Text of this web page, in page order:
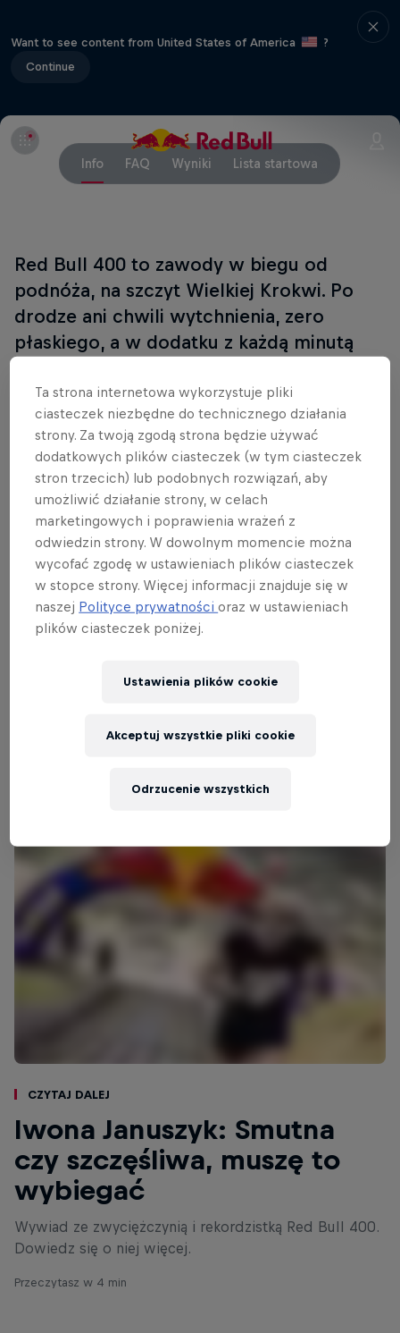
Want to see content from United States of America
?
Continue
Info FAQ Wyniki Lista startowa
Red Bull 400 to zawody w biegu od
podnóża, na szczyt Wielkiej Krokwi. Po
drodze ani chwili wytchnienia, zero
płaskiego, a w dodatku z każdą minutą
długość trasy odpowiadała jednemu
okrążeniu stadionowej bieżni, ukończenie
tego biegu to wyzwanie. Wygrali najlepsi!
Wszystkie pakiety zostały wyprzedane.
Partnerzy
Czytaj dalej
Iwona Januszyk: Smutna
czy szczęśliwa, muszę to
wybiegać
Wywiad ze zwyciężczynią i rekordzistką Red Bull 400.
Dowiedz się o niej więcej.
Przeczytasz w 4 min
Ta strona internetowa wykorzystuje pliki
ciasteczek niezbędne do technicznego działania
strony. Za twoją zgodą strona będzie używać
dodatkowych plików ciasteczek (w tym ciasteczek
stron trzecich) lub podobnych rozwiązań, aby
umożliwić działanie strony, w celach
marketingowych i poprawienia wrażeń z
odwiedzin strony. W dowolnym momencie można
wycofać zgodę w ustawieniach plików ciasteczek
w stopce strony. Więcej informacji znajduje się w
naszej Polityce prywatnościoraz w ustawieniach
plików ciasteczek poniżej.
Ustawienia plików cookie
Odrzucenie wszystkich
Akceptuj wszystkie pliki cookie